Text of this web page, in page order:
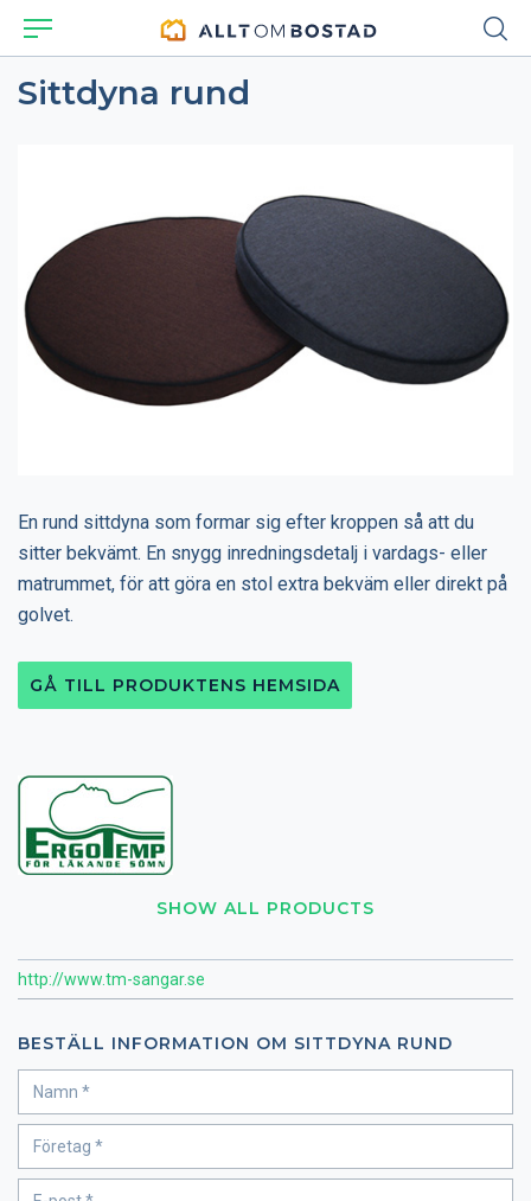
Sittdyna rund
SHOW ALL PRODUCTS
http://www.tm-sangar.se
BESTÄLL INFORMATION OM SITTDYNA RUND
En rund sittdyna som formar sig efter kroppen så att du
sitter bekvämt. En snygg inredningsdetalj i vardags- eller
matrummet, för att göra en stol extra bekväm eller direkt på
golvet.
GÅ TILL PRODUKTENS HEMSIDA